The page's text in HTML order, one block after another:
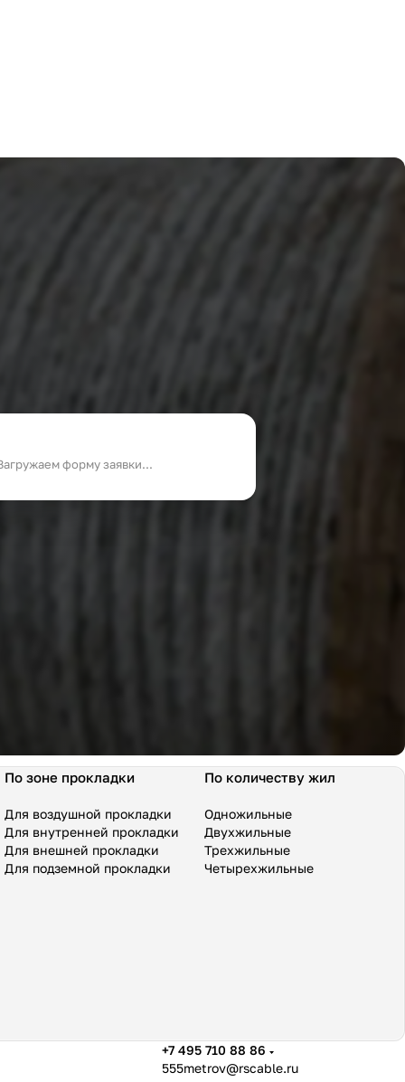
форму заявки...
По зоне прокладки
Для воздушной прокладки
Для внутренней прокладки
Для внешней прокладки
Для подземной прокладки
По количеству жил
Одножильные
Двухжильные
Трехжильные
Четырехжильные
+7 495 710 88 86
555metrov@rscable.ru